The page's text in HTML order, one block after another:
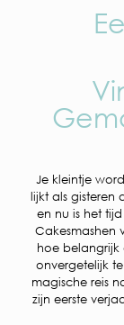
Je kleintje
lijkt als gisteren
en nu is het
Cakesmashen
hoe belangrijk
onvergetelijk
magische reis
zijn eerste